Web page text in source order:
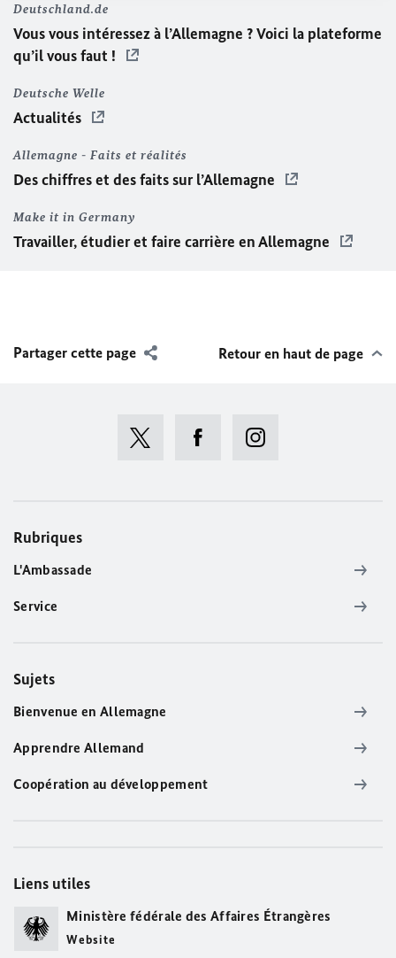
Deutschland.de
Vous vous intéressez à l’Allemagne ? Voici la plateforme
qu’il vous faut !
Deutsche Welle
Actualités
Allemagne - Faits et réalités
Des chiffres et des faits sur l’Allemagne
Make it in Germany
Travailler, étudier et faire carrière en Allemagne
Partager cette page Retour en haut de page
Rubriques
L'Ambassade
Service
Sujets
Bienvenue en Allemagne
Apprendre Allemand
Coopération au développement
Liens utiles
Ministère fédérale des Affaires Étrangères
Website